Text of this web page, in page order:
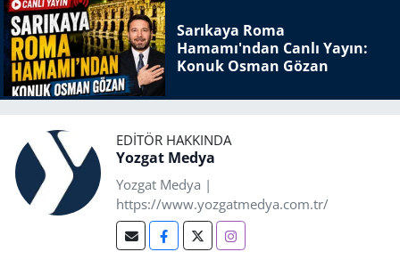
Sarıkaya Roma
Hamamı'ndan Canlı Yayın:
Konuk Osman Gözan
EDITÖR HAKKINDA
Yozgat Medya
Yozgat Medya |
https://www.yozgatmedya.com.tr/